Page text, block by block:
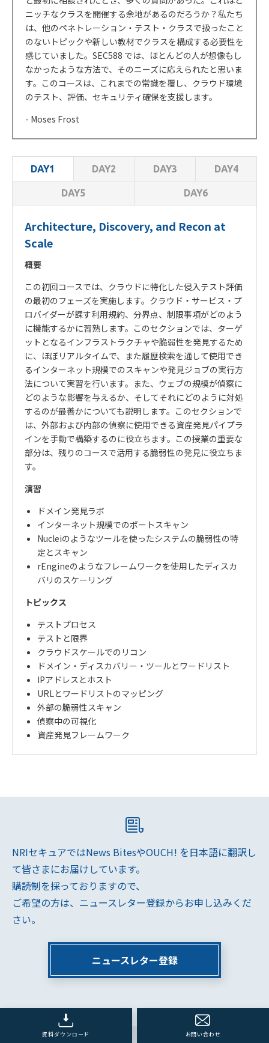
ニッチなクラスを開催する余地があるのだろうか？私たち
は、他のペネトレーション・テスト・クラスで扱ったこと
のないトピックや新しい教材でクラスを構成する必要性を
感じていました。SEC588 では、ほとんどの人が想像もし
なかったような方法で、そのニーズに応えられたと思いま
す。このコースは、これまでの常識を覆し、クラウド環境
のテスト、評価、セキュリティ確保を支援します。
- Moses Frost
DAY1 DAY2 DAY3 DAY4
DAY5 DAY6
Architecture, Discovery, and Recon at
Scale
概要
この初回コースでは、クラウドに特化した侵入テスト評価
の最初のフェーズを実施します。クラウド・サービス・プ
ロバイダーが課す利用規約、分界点、制限事項がどのよう
に機能するかに習熟します。このセクションでは、ターゲ
ットとなるインフラストラクチャや脆弱性を発見するため
に、ほぼリアルタイムで、また履歴検索を通して使用でき
るインターネット規模でのスキャンや発見ジョブの実行方
法について実習を行います。また、ウェブの規模が偵察に
どのような影響を与えるか、そしてそれにどのように対処
するのが最善かについても説明します。このセクションで
は、外部および内部の偵察に使用できる資産発見パイプラ
インを手動で構築するのに役立ちます。この授業の重要な
部分は、残りのコースで活用する脆弱性の発見に役立ちま
す。
演習
ドメイン発見ラボ
インターネット規模でのポートスキャン
Nucleiのようなツールを使ったシステムの脆弱性の特
定とスキャン
rEngineのようなフレームワークを使用したディスカ
バリのスケーリング
トピックス
テストプロセス
テストと限界
クラウドスケールでのリコン
ドメイン・ディスカバリー・ツールとワードリスト
IPアドレスとホスト
URLとワードリストのマッピング
外部の脆弱性スキャン
偵察中の可視化
資産発見フレームワーク
NRIセキュアではNews BitesやOUCH! を日本語に翻訳し
て皆さまにお届けしています。
購読制を採っておりますので、
ご希望の方は、ニュースレター登録からお申し込みくだ
さい。
ニュースレター登録
資料ダウンロード お問い合わせ